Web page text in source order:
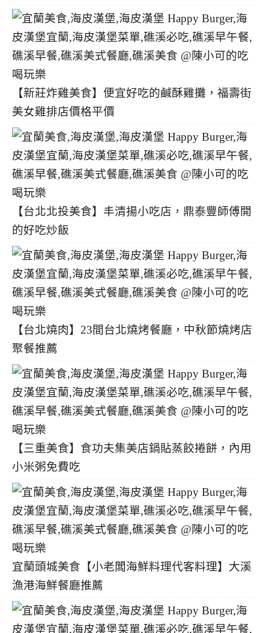
【新莊炸雞美食】便宜好吃的鹹酥雞攤，福壽街
美女雞排店價格平價
【台北北投美食】丰清揚小吃店，鼎泰豐師傅開
的好吃炒飯
【台北燒肉】23間台北燒烤餐廳，中秋節燒烤店
聚餐推薦
【三重美食】食功夫集美店鍋貼蒸餃捲餅，內用
小米粥免費吃
宜蘭頭城美食【小老闆海鮮料理代客料理】大溪
漁港海鮮餐廳推薦